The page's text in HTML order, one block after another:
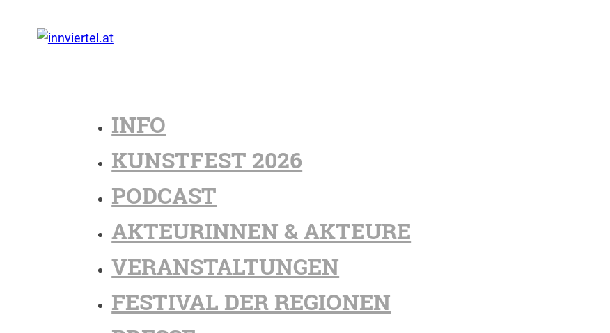
INFO
KUNSTFEST 2026
PODCAST
AKTEURINNEN & AKTEURE
VERANSTALTUNGEN
FESTIVAL DER REGIONEN